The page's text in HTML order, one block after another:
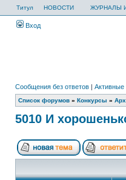
Титул НОВОСТИ ЖУРНАЛЫ
Вход
Сообщения без ответов |
Список форумов » Конкурсы »
5010 И